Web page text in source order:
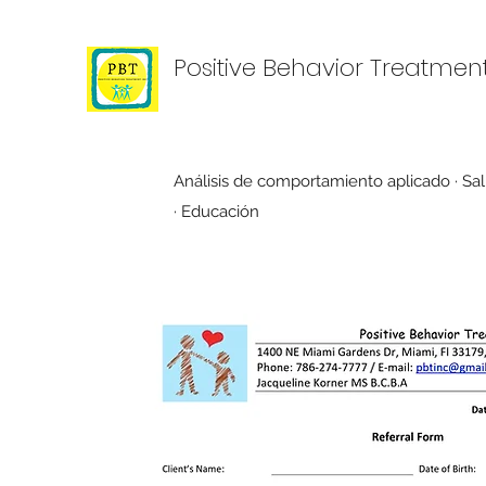
Positive Behavior
Análisis de comportamiento aplicado ·
· Educación